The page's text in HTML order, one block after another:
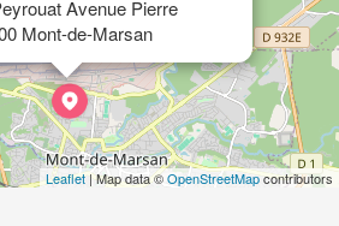
Avenue Pierre
Mont-de-Marsan
Leaflet| Map data ©OpenStreetMapcontributors